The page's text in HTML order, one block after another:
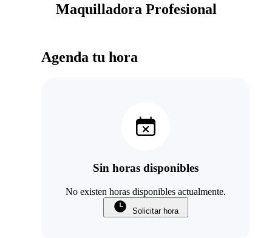
Maquilladora Profesional
Agenda tu hora
Sin horas disponibles
No existen horas disponibles actualmente.
Solicitar hora